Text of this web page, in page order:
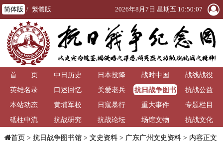
简体版 / 繁體版 2026年8月7日 星期五 10:50:08
首 页 中日历史 日本投降 战时中国
战线战役
英雄名录
口述回忆 关爱老兵
抗日战争图书
馆
抗战公益
本站动态
黄埔军校 日寇暴行 重大事件
专题栏目
砥柱中流
抗战研究 抗战论坛 场馆文物 抗战文化
首页> 抗日战争图书馆> 文史资料> 广东广州文史资料> 内容正文